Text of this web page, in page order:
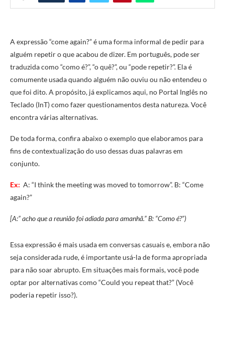
A expressão “come again?” é uma forma informal de pedir para
alguém repetir o que acabou de dizer. Em português, pode ser
traduzida como “como é?”, “o quê?”, ou “pode repetir?”. Ela é
comumente usada quando alguém não ouviu ou não entendeu o
que foi dito. A propósito, já explicamos aqui, no Portal Inglês no
Teclado (InT) como fazer questionamentos desta natureza. Você
encontra várias alternativas.
De toda forma, confira abaixo o exemplo que elaboramos para
fins de contextualização do uso dessas duas palavras em
conjunto.
Ex: A: “I think the meeting was moved to tomorrow”. B: “Come
again?”
[A:” acho que a reunião foi adiada para amanhã.” B: “Como é?”)
Essa expressão é mais usada em conversas casuais e, embora não
seja considerada rude, é importante usá-la de forma apropriada
para não soar abrupto. Em situações mais formais, você pode
optar por alternativas como “Could you repeat that?” (Você
poderia repetir isso?).